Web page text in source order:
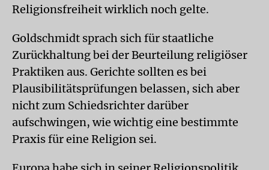
Religionsfreiheit wirklich noch gelte.
Goldschmidt sprach sich für staatliche
Zurückhaltung bei der Beurteilung religiöser
Praktiken aus. Gerichte sollten es bei
Plausibilitätsprüfungen belassen, sich aber
nicht zum Schiedsrichter darüber
aufschwingen, wie wichtig eine bestimmte
Praxis für eine Religion sei.